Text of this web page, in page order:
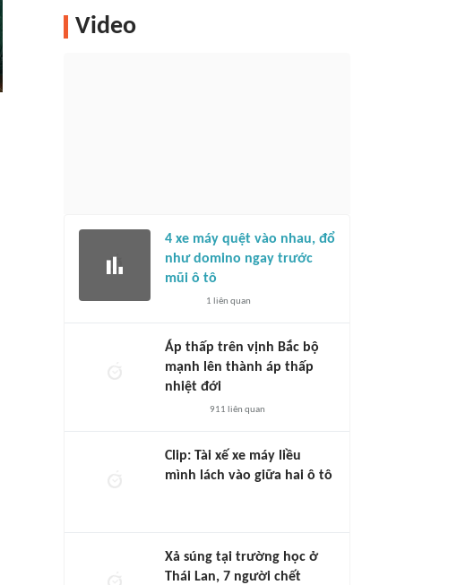
Video
4 xe máy quệt vào nhau, đổ
như domino ngay trước
mũi ô tô
1 liên quan
Áp thấp trên vịnh Bắc bộ
mạnh lên thành áp thấp
nhiệt đới
911 liên quan
Clip: Tài xế xe máy liều
mình lách vào giữa hai ô tô
Xả súng tại trường học ở
Thái Lan, 7 người chết